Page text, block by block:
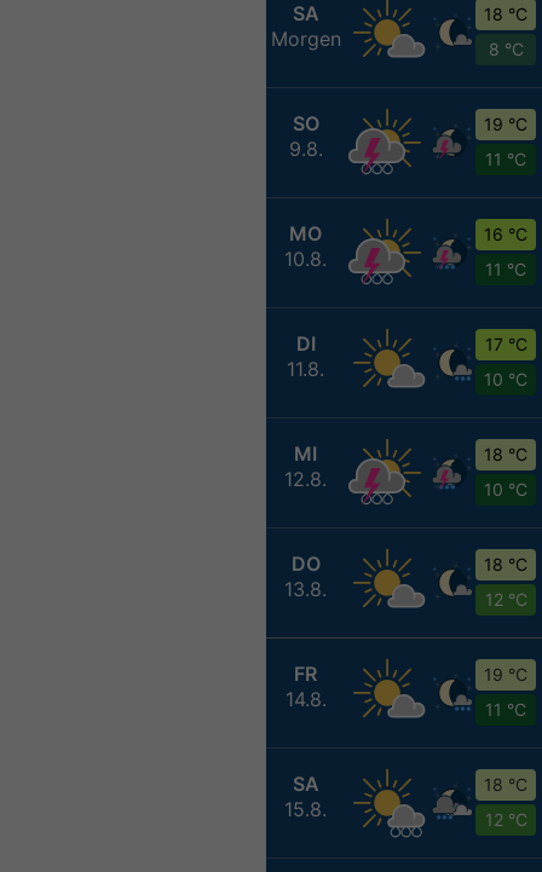
SA
Morgen
18 °C
8 °C
SO
9.8.
19 °C
11 °C
MO
10.8.
16 °C
11 °C
DI
11.8.
17 °C
10 °C
MI
12.8.
18 °C
10 °C
DO
13.8.
18 °C
12 °C
FR
14.8.
19 °C
11 °C
SA
15.8.
18 °C
12 °C